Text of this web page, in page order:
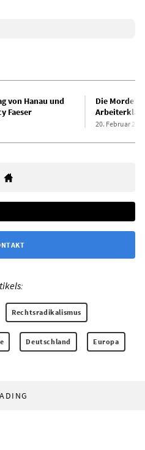
von Hanau und
Faeser
Die Morde
20. Februar
Rechtsradikalismus
Deutschland Europa